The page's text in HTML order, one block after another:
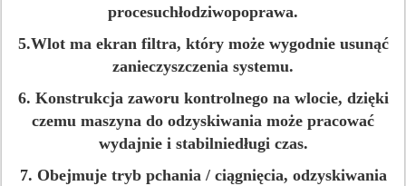
procesuchłodziwopoprawa.
5.Wlot ma ekran filtra, który może wygodnie usunąć
zanieczyszczenia systemu.
6. Konstrukcja zaworu kontrolnego na wlocie, dzięki
czemu maszyna do odzyskiwania może pracować
wydajnie i stabilniedługi czas.
7. Obejmuje tryb pchania / ciągnięcia, odzyskiwania